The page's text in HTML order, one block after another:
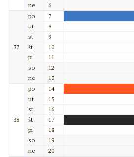
ne
6
37
po
7
ut
8
st
9
št
10
pi
11
so
12
ne
13
38
po
14
ut
15
st
16
št
17
pi
18
so
19
ne
20